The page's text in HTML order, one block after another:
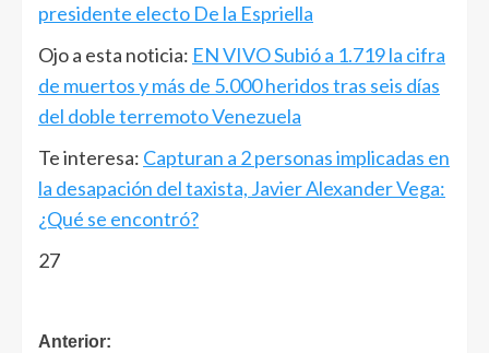
presidente electo De la Espriella
Ojo a esta noticia: EN VIVO Subió a 1.719 la cifra
de muertos y más de 5.000 heridos tras seis días
del doble terremoto Venezuela
Te interesa: Capturan a 2 personas implicadas en
la desapación del taxista, Javier Alexander Vega:
¿Qué se encontró?
27
Anterior: